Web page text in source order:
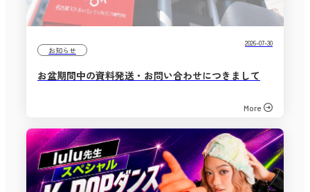
お知らせ
2026-07-30
お盆期間中の資料発送・お問い合わせにつきまして
More